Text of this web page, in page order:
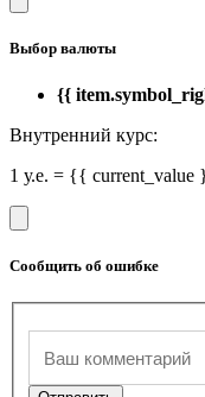
Выбор валюты
{{
Внутренний курс:
1 у.е. = {{
Сообщить об ошибке